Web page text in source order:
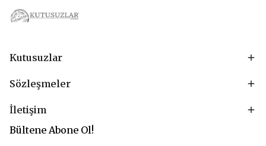
Kutusuzlar
Sözleşmeler
İletişim
Bültene Abone Ol!